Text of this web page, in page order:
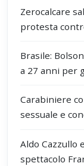
Zerocalcare
protesta
Brasile:
a 27 anni per
Carabiniere
sessuale e
Aldo Cazzullo
spettacolo